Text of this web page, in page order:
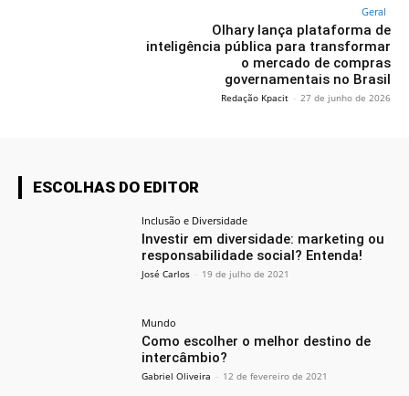
Geral
Olhary lança plataforma de
inteligência pública para transformar
o mercado de compras
governamentais no Brasil
Redação Kpacit - 27 de junho de 2026
ESCOLHAS DO EDITOR
Inclusão e Diversidade
Investir em diversidade: marketing ou
responsabilidade social? Entenda!
José Carlos - 19 de julho de 2021
Mundo
Como escolher o melhor destino de
intercâmbio?
Gabriel Oliveira - 12 de fevereiro de 2021